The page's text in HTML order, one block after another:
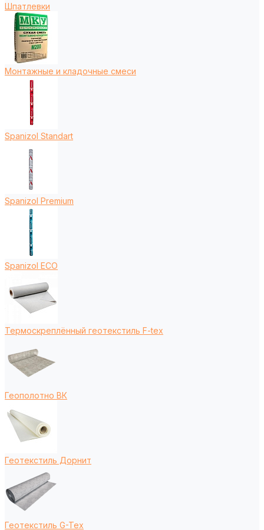
Шпатлевки
Монтажные и кладочные смеси
Spanizol Standart
Spanizol Premium
Spanizol ECO
Термоскреплённый геотекстиль F-tex
Геополотно ВК
Геотекстиль Дорнит
Геотекстиль G-Tex